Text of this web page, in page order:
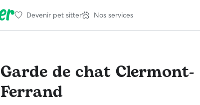
Devenir pet sitter Nos services
Garde de chat Clermont-
Ferrand